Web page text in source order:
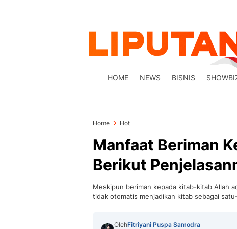
HOME NEWS BISNIS
Home Hot
Manfaat Beriman
Berikut
Meskipun beriman kepada kitab-kitab Allah
tidak otomatis menjadikan kitab sebagai
OlehFitriyani Puspa Samodra